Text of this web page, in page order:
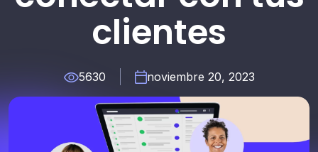
clientes
5630 noviembre 20, 2023